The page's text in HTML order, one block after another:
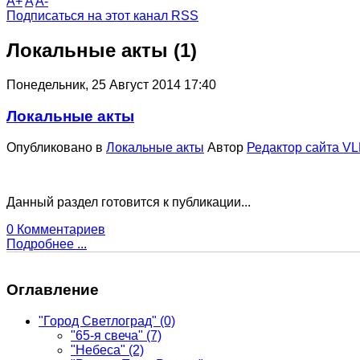
Подписаться на этот канал RSS
Локальные акты (1)
Понедельник, 25 Август 2014 17:40
Локальные акты
Опубликовано в Локальные акты Автор Редактор сайта
Данный раздел готовится к публикации...
0 Комментариев
Подробнее ...
Оглавление
"Город Светлоград" (0)
"65-я свеча" (7)
"Небеса" (2)